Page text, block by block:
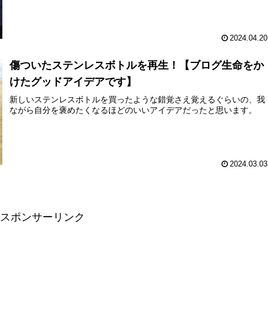
2024.04.20
傷ついたステンレスボトルを再生！【ブログ生命をか
けたグッドアイデアです】
新しいステンレスボトルを買ったような錯覚さえ覚えるぐらいの、我
ながら自分を褒めたくなるほどのいいアイデアだったと思います。
2024.03.03
スポンサーリンク